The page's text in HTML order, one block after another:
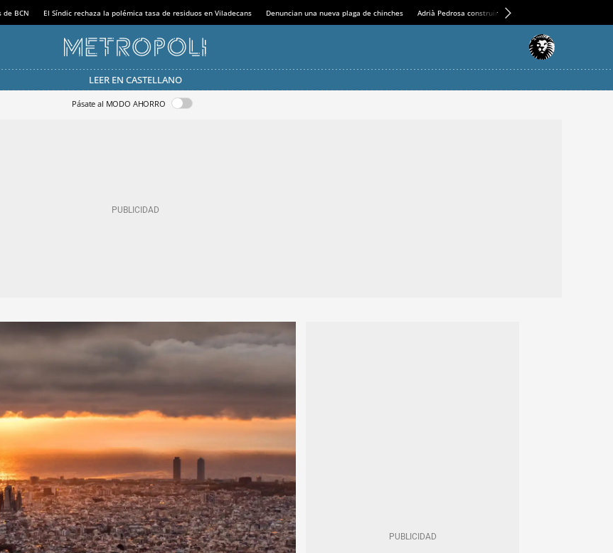
de BCN El Síndic rechaza la polémica tasa de residuos en Viladecans Denuncian una nueva plaga de chinches Adrià Pedrosa construirá la nueva residencia en el
LEER EN CASTELLANO
Pásate al MODO AHORRO